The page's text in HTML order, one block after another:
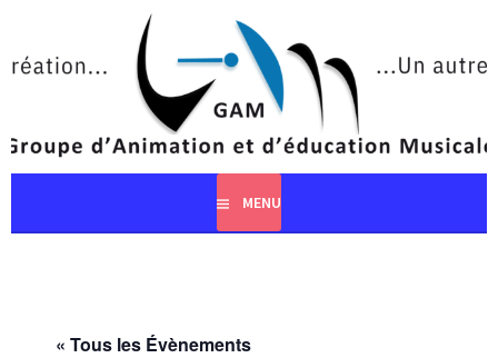
contenu
MENU
« Tous les Évènements